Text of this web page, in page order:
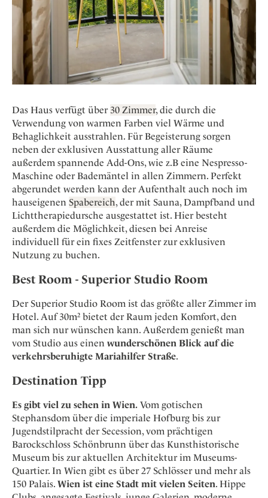
Das Haus verfügt über 30 Zimmer, die durch die
Verwendung von warmen Farben viel Wärme und
Behaglichkeit ausstrahlen. Für Begeisterung sorgen
neben der exklusiven Ausstattung aller Räume
außerdem spannende Add-Ons, wie z.B eine Nespresso-
Maschine oder Bademäntel in allen Zimmern. Perfekt
abgerundet werden kann der Aufenthalt auch noch im
hauseigenen Spabereich, der mit Sauna, Dampfband und
Lichttherapiedursche ausgestattet ist. Hier besteht
außerdem die Möglichkeit, diesen bei Anreise
individuell für ein fixes Zeitfenster zur exklusiven
Nutzung zu buchen.
Best Room - Superior Studio Room
Der Superior Studio Room ist das größte aller Zimmer im
Hotel. Auf 30m² bietet der Raum jeden Komfort, den
man sich nur wünschen kann. Außerdem genießt man
vom Studio aus einen wunderschönen Blick auf die
verkehrsberuhigte Mariahilfer Straße.
Destination Tipp
Es gibt viel zu sehen in Wien. Vom gotischen
Stephansdom über die imperiale Hofburg bis zur
Jugendstilpracht der Secession, vom prächtigen
Barockschloss Schönbrunn über das Kunsthistorische
Museum bis zur aktuellen Architektur im Museums-
Quartier. In Wien gibt es über 27 Schlösser und mehr als
150 Palais. Wien ist eine Stadt mit vielen Seiten. Hippe